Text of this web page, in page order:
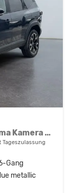
Journey Hybrid 155 360° Panorama Kamera el.Heckklappe Tote Winkel Navi el Heckklappe 2 x Einparkhilfe 19 Zoll Felgen
Tageszulassung
Gang
metallic